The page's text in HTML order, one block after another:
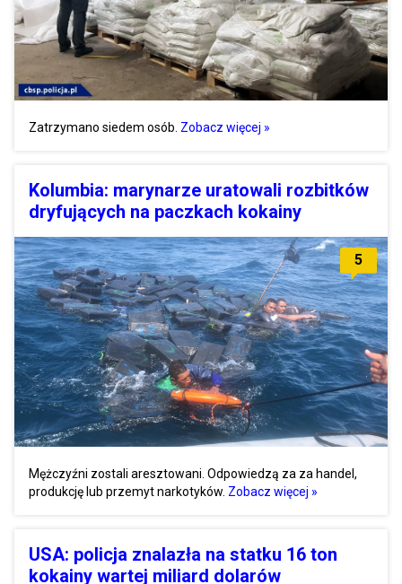
Zatrzymano siedem osób. Zobacz więcej »
Kolumbia: marynarze uratowali rozbitków
dryfujących na paczkach kokainy
5
Mężczyźni zostali aresztowani. Odpowiedzą za za handel,
produkcję lub przemyt narkotyków. Zobacz więcej »
USA: policja znalazła na statku 16 ton
kokainy wartej miliard dolarów